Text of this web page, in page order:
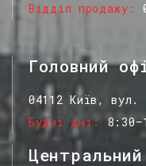
Відділ продажу
Головний
04112 Київ, вул.
Будні дні